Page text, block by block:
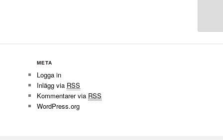
META
Logga in
Inlägg via RSS
Kommentarer via RSS
WordPress.org